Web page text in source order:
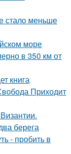
стало меньше
море
в 350 км от
книга
Приходит
берега
- пробить в